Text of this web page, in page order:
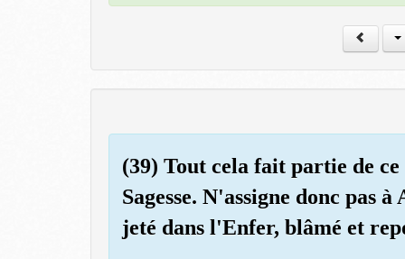
(39) Tout cela fait partie de
Sagesse. N'assigne donc pas
jeté dans l'Enfer, blâmé et